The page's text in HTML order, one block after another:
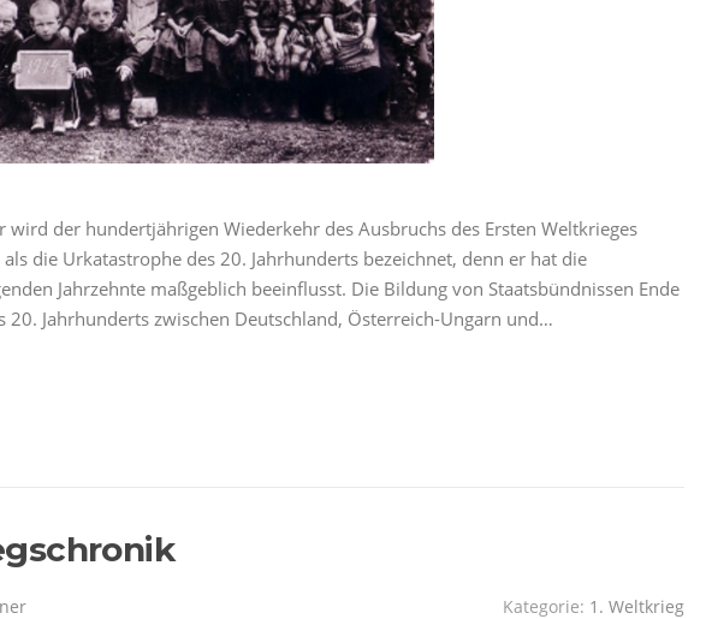
wird der hundertjährigen Wiederkehr des Ausbruchs des Ersten Weltkrieges
die Urkatastrophe des 20. Jahrhunderts bezeichnet, denn er hat die
Jahrzehnte maßgeblich beeinflusst. Die Bildung von Staatsbündnissen Ende
20. Jahrhunderts zwischen Deutschland, Österreich-Ungarn und…
Kategorie: 1. Weltkrieg